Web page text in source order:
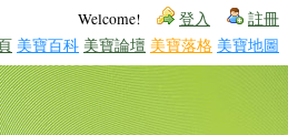
Welcome! 登入 註冊
美寶百科 美寶論壇 美寶落格 美寶地圖